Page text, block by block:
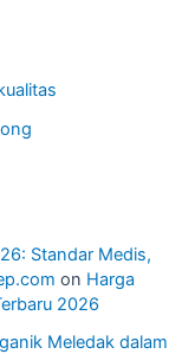
Standar Medis,
on Harga
2026
Meledak dalam